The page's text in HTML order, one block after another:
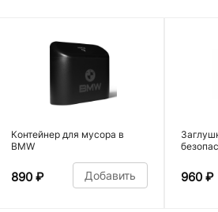
Контейнер для мусора в
BMW
890 ₽ Добавить 960 ₽